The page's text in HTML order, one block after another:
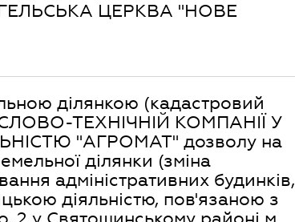
ЦЕРКВА "НОВЕ
ділянкою (кадастровий
ТЕХНІЧНІЙ КОМПАНІЇ У
"АГРОМАТ" дозволу на
ділянки (зміна
адміністративних будинків,
діяльністю, пов'язаною з
2 у Святошинському районі м.